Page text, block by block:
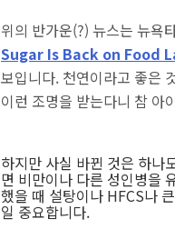
위의 반가운(?) 뉴스는 뉴욕
Sugar Is Back on Food
보입니다. 천연이라고 좋은
이런 조명을 받는다니 참 아
하지만 사실 바뀐 것은 하나
면 비만이나 다른 성인병을
했을 때 설탕이나 HFCS나
일 중요합니다.